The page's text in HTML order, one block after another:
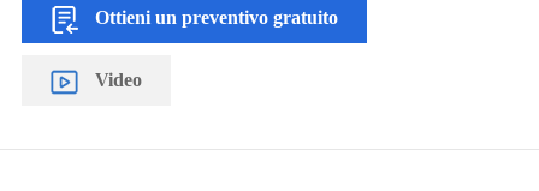
Ottieni un preventivo gratuito
Video